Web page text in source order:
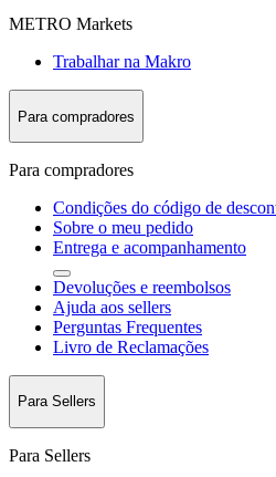
METRO Markets
Trabalhar na Makro
Para compradores
Para compradores
Condições do código de
Sobre o meu pedido
Entrega e acompanhamento
Devoluções e reembolsos
Ajuda aos sellers
Perguntas Frequentes
Livro de Reclamações
Para Sellers
Para Sellers